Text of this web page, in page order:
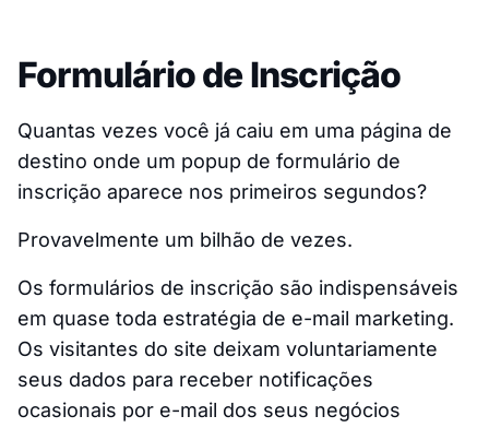
Formulário de Inscrição
Quantas vezes você já caiu em uma página de
destino onde um popup de formulário de
inscrição aparece nos primeiros segundos?
Provavelmente um bilhão de vezes.
Os formulários de inscrição são indispensáveis
em quase toda estratégia de e-mail marketing.
Os visitantes do site deixam voluntariamente
seus dados para receber notificações
ocasionais por e-mail dos seus negócios